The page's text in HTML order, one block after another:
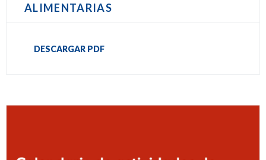
ALIMENTARIAS
DESCARGAR PDF